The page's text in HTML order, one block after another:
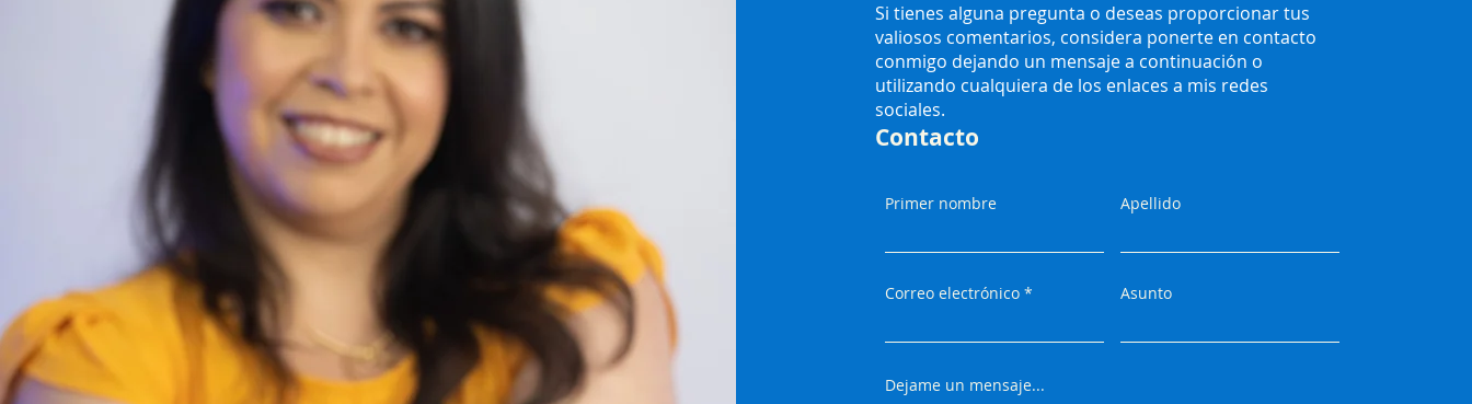
Si tienes alguna pregunta o deseas proporcionar tus
valiosos comentarios, considera ponerte en contacto
conmigo dejando un mensaje a continuación o
utilizando cualquiera de los enlaces a mis redes
sociales.
Contacto
Primer nombre Apellido
Correo electrónico Asunto
Dejame un mensaje...